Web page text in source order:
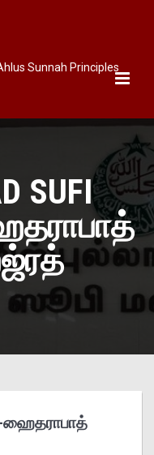
Sunnah Principles
SUFI
ஹைதராபாத்